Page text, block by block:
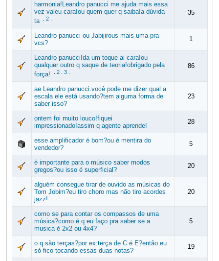
harmonia!Leandro panucci me ajuda mais essa
vez valeu cara!ou quem quer q saiba!a dúvida
ta
2.
35
Leandro panucci ou Jabijirous mais uma pra
vcs?
1
Leandro panucci!da um toque ai cara!ou
qualquer outro q saque de teoria!obrigado pela
força!
2. 3.
86
ae Leandro panucci.você pode me dizer qual a
escala ele está usando?tem alguma forma de
saber isso?
23
ontem foi muito louco!fiquei
impressionado!assim q agente aprende!
28
esse amplificador é bom?ou é mentira do
vendedor?
5
é importante para o músico saber modos
gregos?ou isso é superficial?
20
alguém consegue tirar de ouvido as músicas do
Tom Jobim?eu tiro choro mas não tiro acordes
jazz!
20
como se para contar os compassos de uma
música?como é q eu faço pra saber se a
musica é 2x2 ou 4x4?
5
o q são terças?por ex:terça de C é E?então eu
só fico tocando essas duas notas?
19